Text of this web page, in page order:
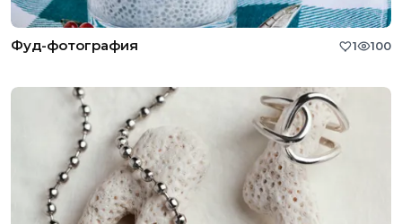
Фуд-фотография 1 100